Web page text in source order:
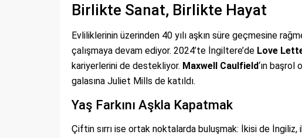
Birlikte Sanat, Birlikte Hayat
Evliliklerinin üzerinden 40 yılı aşkın süre geçmesine
çalışmaya devam ediyor. 2024’te İngiltere’de Love
kariyerlerini de destekliyor. Maxwell Caulfield‘ın başrol
galasına Juliet Mills de katıldı.
Yaş Farkını Aşkla Kapatmak
Çiftin sırrı ise ortak noktalarda buluşmak: İkisi de İngiliz,